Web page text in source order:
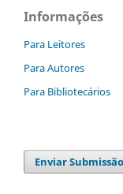
Informações
Para Leitores
Para Autores
Para Bibliotecários
Enviar Submissão